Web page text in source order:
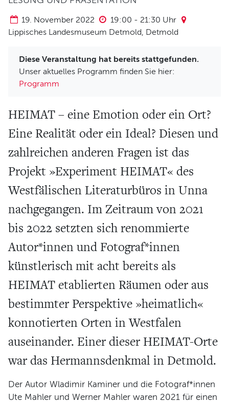
Verein und Förderung
Pool 1000
Haus Münsterberg
Publikationen
Für Autor*innen
Informiert bleiben
Presse
Häufige Fragen
ARCHIV
Programm
19. November 2022 19:00 - 21:30 Uhr
Lippisches Landesmuseum Detmold, Detmold
Diese Veranstaltung hat bereits stattgefunden.
Unser aktuelles Programm finden Sie hier:
Programm
HEIMAT – eine Emotion oder ein Ort?
Eine Realität oder ein Ideal? Diesen und
zahlreichen anderen Fragen ist das
Projekt »Experiment HEIMAT« des
Westfälischen Literaturbüros in Unna
nachgegangen. Im Zeitraum von 2021
bis 2022 setzten sich renommierte
Autor*innen und Fotograf*innen
künstlerisch mit acht bereits als
HEIMAT etablierten Räumen oder aus
bestimmter Perspektive »heimatlich«
konnotierten Orten in Westfalen
auseinander. Einer dieser HEIMAT-Orte
war das Hermannsdenkmal in Detmold.
Der Autor Wladimir Kaminer und die Fotograf*innen
Ute Mahler und Werner Mahler waren 2021 für einen